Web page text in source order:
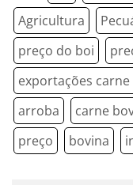
Agricultura
preço do boi
exportações
arroba
carne
preço
bovina